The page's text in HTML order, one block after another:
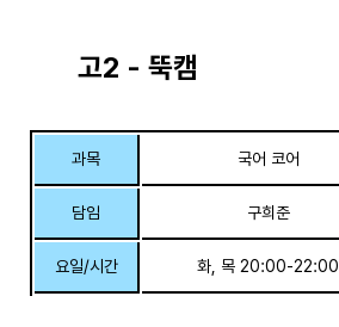
고2 - 뚝캠
과목 국어 코어
담임 구희준
요일/시간 화, 목 20:00-22:00